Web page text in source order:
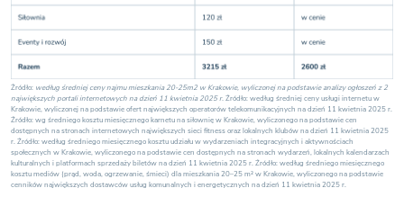
Żródło:według średniej ceny najmu mieszkania 20-25m2 w Krakowie, wyliczonej na podstawie analizy ogłoszeń z 2
największych portali internetowych na dzień 11 kwietnia 2025 r.Źródło: według średniej ceny usługi internetu w
Krakowie, wyliczonej na podstawie ofert największych operatorów telekomunikacyjnych na dzień 11 kwietnia 2025 r.
Źródło: wg średniego kosztu miesięcznego karnetu na siłownię w Krakowie, wyliczonego na podstawie cen
dostępnych na stronach internetowych największych sieci fitness oraz lokalnych klubów na dzień 11 kwietnia 2025
r. Źródło: według średniego miesięcznego kosztu udziału w wydarzeniach integracyjnych i aktywnościach
społecznych w Krakowie, wyliczonego na podstawie cen dostępnych na stronach wydarzeń, lokalnych kalendarzach
kulturalnych i platformach sprzedaży biletów na dzień 11 kwietnia 2025 r. Źródło: według średniego miesięcznego
kosztu mediów (prąd, woda, ogrzewanie, śmieci) dla mieszkania 20–25 m² w Krakowie, wyliczonego na podstawie
cenników największych dostawców usług komunalnych i energetycznych na dzień 11 kwietnia 2025 r.